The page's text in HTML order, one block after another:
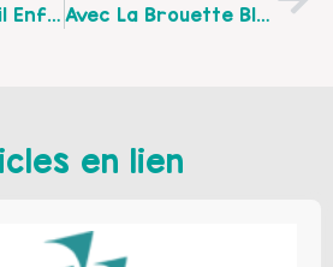
Le Lieu D’accueil Enfants-Parents D’Aire-Sur-La-Lys : Avec La Brouette Bleue Du 11 Au 14 Avril Semaine POP UP À Bomy :
en lien